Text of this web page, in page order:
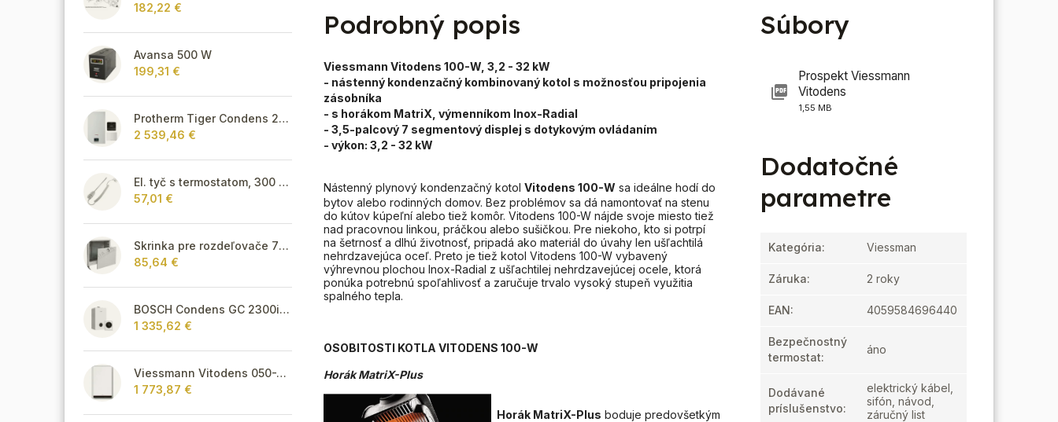
182,22 €
Avansa 500 W
199,31 €
Protherm Tiger Condens 20/26 KKZ 42 + smart regulátor
2 539,46 €
El. tyč s termostatom, 300 W - biela
57,01 €
Skrinka pre rozdeľovače 795 mm - podomietková
85,64 €
BOSCH Condens GC 2300i W 22/25 C + CR 120
1 335,62 €
Viessmann Vitodens 050-W, 3,2 - 19 kW, TÚV
1 773,87 €
Podrobný popis
Viessmann Vitodens 100-W, 3,2 - 32 kW
- nástenný kondenzačný kombinovaný kotol s možnosťou pripojenia
zásobníka
- s horákom MatriX , výmenníkom Inox-Radial
- 3,5-palcový 7 segmentový displej s dotykovým ovládaním
- výkon: 3,2 - 32 kW
Nástenný plynový kondenzačný kotol Vitodens 100-W sa ideálne hodí do
bytov alebo rodinných domov. Bez problémov sa dá namontovať na stenu
do kútov kúpeľní alebo tiež komôr. Vitodens 100-W nájde svoje miesto tiež
nad pracovnou linkou, práčkou alebo sušičkou. Pre niekoho, kto si potrpí
na šetrnosť a dlhú životnosť, pripadá ako materiál do úvahy len ušľachtilá
nehrdzavejúca oceľ. Preto je tiež kotol Vitodens 100-W vybavený
výhrevnou plochou Inox-Radial z ušľachtilej nehrdzavejúcej ocele, ktorá
ponúka potrebnú spoľahlivosť a zaručuje trvalo vysoký stupeň využitia
spalného tepla.
OSOBITOSTI KOTLA VITODENS 100-W
Horák MatriX-Plus
Horák MatriX-Plus boduje predovšetkým
Súbory
Prospekt Viessmann
Vitodens
1,55 MB
Dodatočné
parametre
Kategória: Viessman
Záruka: 2 roky
EAN: 4059584696440
Bezpečnostný
termostat:
áno
Dodávané
príslušenstvo:
elektrický kábel,
sifón, návod,
záručný list